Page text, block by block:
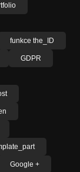
funkce the_ID
GDPR
Google +